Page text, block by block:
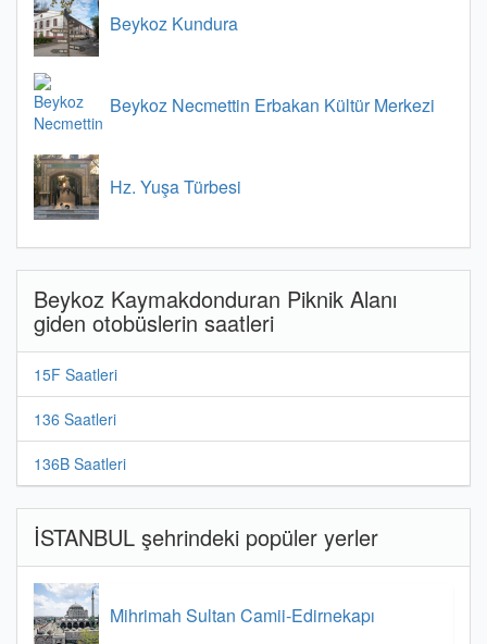
Beykoz Kundura
Beykoz Necmettin Erbakan Kültür Merkezi
Hz. Yuşa Türbesi
Beykoz Kaymakdonduran Piknik Alanı
giden otobüslerin saatleri
15F Saatleri
136 Saatleri
136B Saatleri
İSTANBUL şehrindeki popüler yerler
Mihrimah Sultan Camii-Edirnekapı